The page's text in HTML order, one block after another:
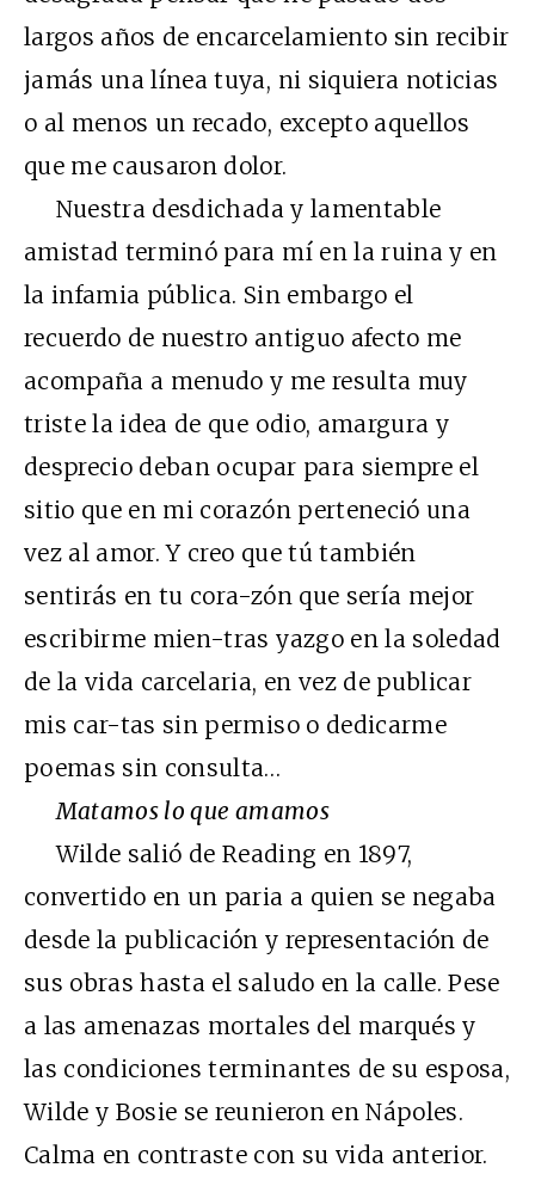
largos años de encarcelamiento sin recibir
jamás una línea tuya, ni siquiera noticias
o al menos un recado, excepto aquellos
que me causaron dolor.
Nuestra desdichada y lamentable
amistad terminó para mí en la ruina y en
la infamia pública. Sin embargo el
recuerdo de nuestro antiguo afecto me
acompaña a menudo y me resulta muy
triste la idea de que odio, amargura y
desprecio deban ocupar para siempre el
sitio que en mi corazón perteneció una
vez al amor. Y creo que tú también
sentirás en tu cora-zón que sería mejor
escribirme mien-tras yazgo en la soledad
de la vida carcelaria, en vez de publicar
mis car-tas sin permiso o dedicarme
poemas sin consulta…
Matamos lo que amamos
Wilde salió de Reading en 1897,
convertido en un paria a quien se negaba
desde la publicación y representación de
sus obras hasta el saludo en la calle. Pese
a las amenazas mortales del marqués y
las condiciones terminantes de su esposa,
Wilde y Bosie se reunieron en Nápoles.
Calma en contraste con su vida anterior.